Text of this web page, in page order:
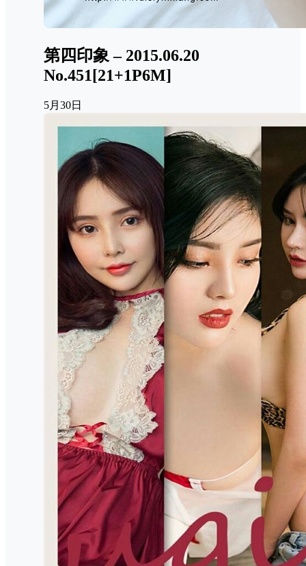
5月29日
TOP2
抖音 左姐nice 岛遇
NO.002期 【30P】最新
至：2025.7.21
4月23日
TOP3